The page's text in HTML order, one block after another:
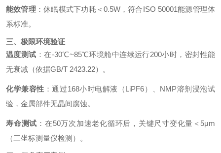
能效管理 ：休眠模式下功耗＜0.5W，符合ISO 50001能源管理体
系标准。
三、极限环境验证
温度测试 ：在-30℃~85℃环境舱中连续运行200小时，密封性能
无衰减（依据GB/T 2423.22）。
化学兼容性 ：通过168小时电解液（LiPF6）、NMP溶剂浸泡试
验，金属部件无晶间腐蚀。
寿命测试 ：在50万次加速老化循环后，关键尺寸变化量＜5μm
（三坐标测量仪检测）。